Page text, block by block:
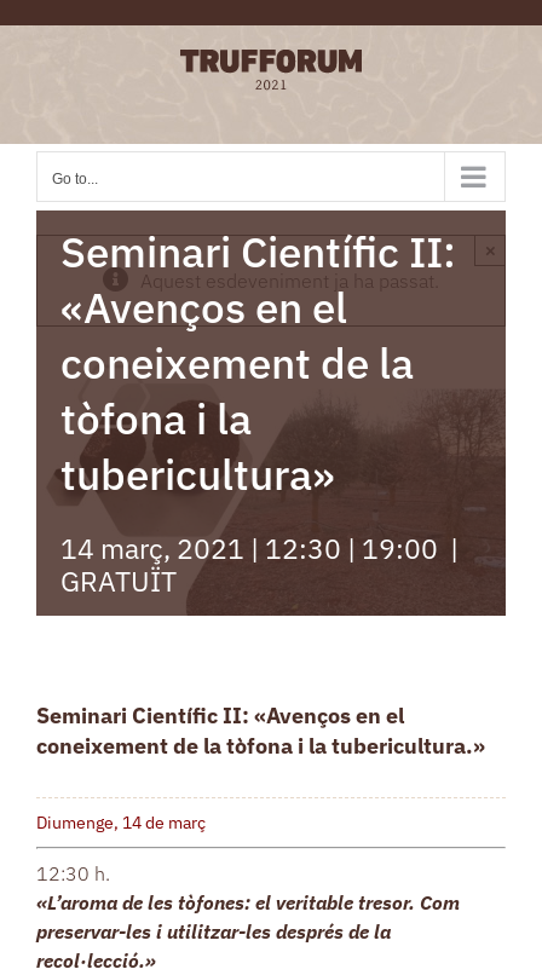
Go to...
Aquest esdeveniment ja ha passat.
×
Seminari Científic II:
«Avenços en el
coneixement de la
tòfona i la
tubericultura»
14 març, 2021 | 12:30 | 19:00 |
GRATUÏT
Seminari Científic II: «Avenços en el
coneixement de la tòfona i la tubericultura.»
Diumenge, 14 de març
12:30 h.
«L’aroma de les tòfones: el veritable tresor. Com
preservar-les i utilitzar-les després de la
recol·lecció.»